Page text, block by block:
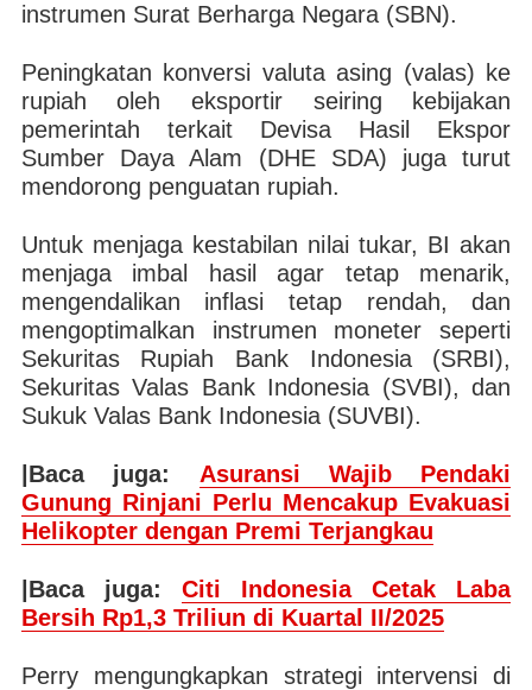
instrumen Surat Berharga Negara (SBN).
Peningkatan konversi valuta asing (valas) ke
rupiah oleh eksportir seiring kebijakan
pemerintah terkait Devisa Hasil Ekspor
Sumber Daya Alam (DHE SDA) juga turut
mendorong penguatan rupiah.
Untuk menjaga kestabilan nilai tukar, BI akan
menjaga imbal hasil agar tetap menarik,
mengendalikan inflasi tetap rendah, dan
mengoptimalkan instrumen moneter seperti
Sekuritas Rupiah Bank Indonesia (SRBI),
Sekuritas Valas Bank Indonesia (SVBI), dan
Sukuk Valas Bank Indonesia (SUVBI).
|Baca juga: Asuransi Wajib Pendaki
Gunung Rinjani Perlu Mencakup Evakuasi
Helikopter dengan Premi Terjangkau
|Baca juga: Citi Indonesia Cetak Laba
Bersih Rp1,3 Triliun di Kuartal II/2025
Perry mengungkapkan strategi intervensi di